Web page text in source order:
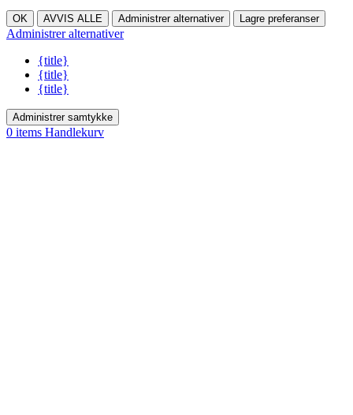
OK AVVIS ALLE Administrer alternativer Lagre preferanser
Administrer alternativer
{title}
{title}
{title}
Administrer samtykke
0 items Handlekurv